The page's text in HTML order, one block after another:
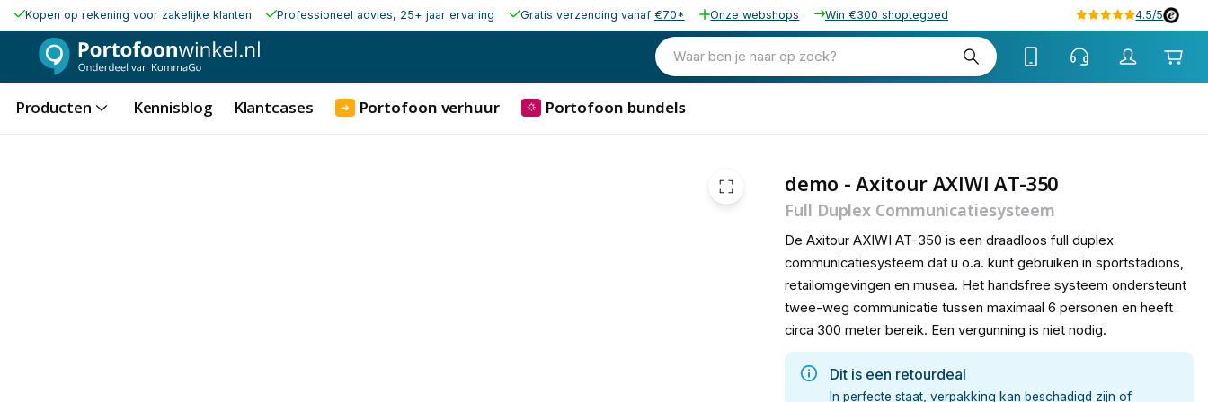
Kopen op rekening voor zakelijke klanten Professioneel advies, 25+ jaar ervaring Gratis verzending vanaf €70* Onze webshops Win €300 shoptegoed 4.5/5
Waar ben je naar op zoek?
Producten Kennisblog Klantcases ➜ Portofoon verhuur ⛭ Portofoon bundels
demo - Axitour AXIWI AT-350
Full Duplex Communicatiesysteem
De Axitour AXIWI AT-350 is een draadloos full duplex
communicatiesysteem dat u o.a. kunt gebruiken in sportstadions,
retailomgevingen en musea. Het handsfree systeem ondersteunt
twee-weg communicatie tussen maximaal 6 personen en heeft
circa 300 meter bereik. Een vergunning is niet nodig.
Dit is een retourdeal
In perfecte staat, verpakking kan beschadigd zijn of
224,00 excl. btw
209,00 excl. btw
252,89 incl. btw